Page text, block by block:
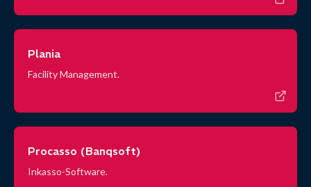
Plania
Facility Management.
Procasso (Banqsoft)
Inkasso-Software.